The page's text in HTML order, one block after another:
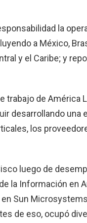
la
a México,
y el Caribe; y
trabajo de América
desarrollando una
los
luego de
la Información en
Sun
de eso, ocupó